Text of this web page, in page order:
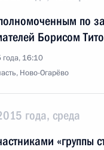
по
Борисом
16:10
Ново-Огарёво
года, среда
«группы